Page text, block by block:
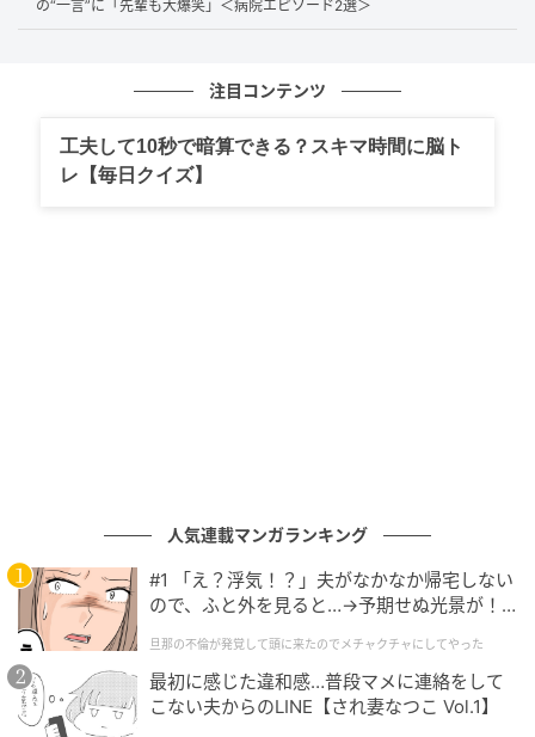
出典：蕗子（@6_fuz）さん
息子はとても喜んでいた
ｰｰｰ心温まるエピソードですね！水アートのメッセージ
に気付いたときの率直なお気持ちをお聞かせくださ
の“一言”に「先輩も大爆笑」＜病院エピソード2選＞
注目コンテンツ
工夫して10秒で暗算できる？スキマ時間に脳ト
レ【毎日クイズ】
人気連載マンガランキング
#1 「え？浮気！？」夫がなかなか帰宅しない
ので、ふと外を見ると…→予期せぬ光景が！
クチャにしてやった
旦那の不倫が発覚して頭に来たのでメチャクチャにしてやった
最初に感じた違和感…普段マメに連絡をして
こない夫からのLINE【され妻なつこ Vol.1】